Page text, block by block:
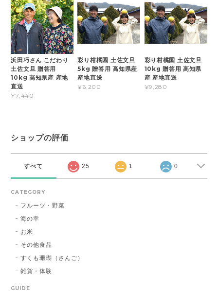
浜田巧さん こだわり
土佐文旦 贈答用
10kg 高知県産 産地
直送
¥7,440
彩り柑橘園 土佐文旦
5kg 贈答用 高知県産
産地直送
¥6,200
彩り柑橘園 土佐文旦
10kg 贈答用 高知県
産 産地直送
¥9,280
ショップの評価
すべて 25 1 0
CATEGORY
フルーツ・野菜
海の幸
お米
その他食品
すくも珊瑚（さんご）
雑貨・体験
GUIDE